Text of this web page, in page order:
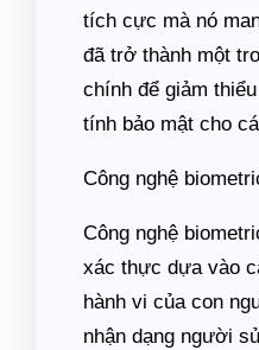
tích cực mà nó
đã trở thành một
chính để giảm
tính bảo mật cho
Công nghệ
Công nghệ
xác thực dựa vào
hành vi của con
nhận dạng người